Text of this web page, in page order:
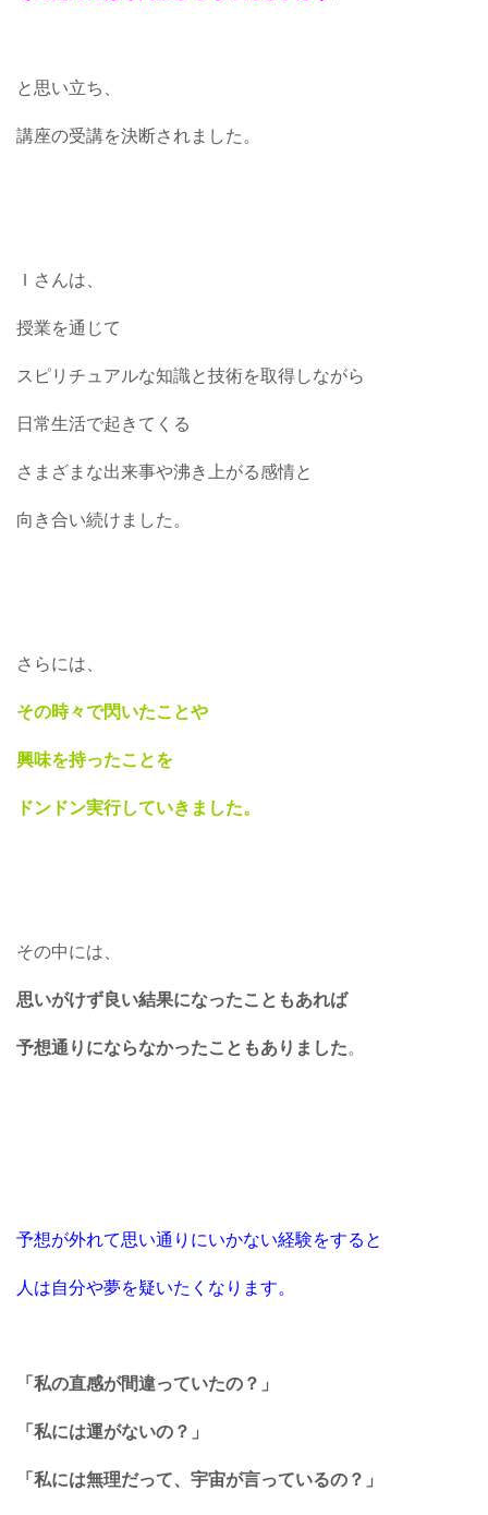
と思い立ち、
講座の受講を決断されました。
Ｉさんは、
授業を通じて
スピリチュアルな知識と技術を取得しながら
日常生活で起きてくる
さまざまな出来事や沸き上がる感情と
向き合い続けました。
さらには、
その時々で閃いたことや
興味を持ったことを
ドンドン実行していきました。
その中には、
思いがけず良い結果になったこともあれば
予想通りにならなかったこともありました。
予想が外れて思い通りにいかない経験をすると
人は自分や夢を疑いたくなります。
「私の直感が間違っていたの？」
「私には運がないの？」
「私には無理だって、宇宙が言っているの？」